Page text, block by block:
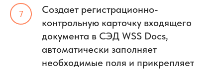
Создает регистрационно-
контрольную карточку входящего
документа в СЭД WSS Docs,
автоматически заполняет
необходимые поля и прикрепляет